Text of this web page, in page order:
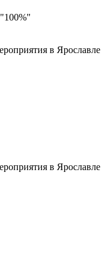
в Ярославле
в Ярославле